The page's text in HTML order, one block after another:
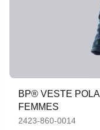
BP® VESTE
FEMMES
2423-860-0014